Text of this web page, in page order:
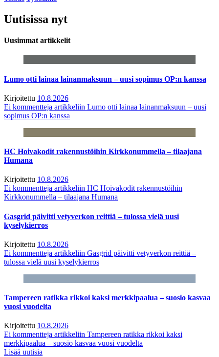
Uutisissa nyt
Uusimmat artikkelit
Lumo otti lainaa lainanmaksuun – uusi sopimus OP:n kanssa
Kirjoitettu 10.8.2026
Ei kommentteja artikkeliin Lumo otti lainaa lainanmaksuun – uusi
sopimus OP:n kanssa
HC Hoivakodit rakennustöihin Kirkkonummella – tilaajana
Humana
Kirjoitettu 10.8.2026
Ei kommentteja artikkeliin HC Hoivakodit rakennustöihin
Kirkkonummella – tilaajana Humana
Gasgrid päivitti vetyverkon reittiä – tulossa vielä uusi
kyselykierros
Kirjoitettu 10.8.2026
Ei kommentteja artikkeliin Gasgrid päivitti vetyverkon reittiä –
tulossa vielä uusi kyselykierros
Tampereen ratikka rikkoi kaksi merkkipaalua – suosio kasvaa
vuosi vuodelta
Kirjoitettu 10.8.2026
Ei kommentteja artikkeliin Tampereen ratikka rikkoi kaksi
merkkipaalua – suosio kasvaa vuosi vuodelta
Lisää uutisia